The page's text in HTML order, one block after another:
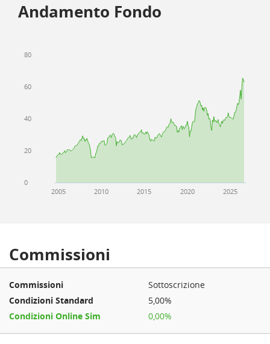
Andamento Fondo
2005 2010 2015 2020 2025
0
20
40
60
80
Commissioni
Sottoscrizione
5,00%
0,00%